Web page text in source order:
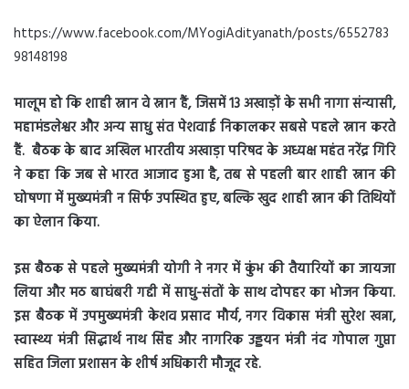
https://www.facebook.com/MYogiAdityanath/posts/6552783
98148198
मालूम हो कि शाही स्नान वे स्नान हैं, जिसमें 13 अखाड़ों के सभी नागा संन्यासी,
महामंडलेश्वर और अन्य साधु संत पेशवाई निकालकर सबसे पहले स्नान करते
हैं. बैठक के बाद अखिल भारतीय अखाड़ा परिषद के अध्यक्ष महंत नरेंद्र गिरि
ने कहा कि जब से भारत आजाद हुआ है, तब से पहली बार शाही स्नान की
घोषणा में मुख्यमंत्री न सिर्फ उपस्थित हुए, बल्कि खुद शाही स्नान की तिथियों
का ऐलान किया.
इस बैठक से पहले मुख्यमंत्री योगी ने नगर में कुंभ की तैयारियों का जायजा
लिया और मठ बाघंबरी गद्दी में साधु-संतों के साथ दोपहर का भोजन किया.
इस बैठक में उपमुख्यमंत्री केशव प्रसाद मौर्य, नगर विकास मंत्री सुरेश खन्ना,
स्वास्थ्य मंत्री सिद्धार्थ नाथ सिंह और नागरिक उड्डयन मंत्री नंद गोपाल गुप्ता
सहित जिला प्रशासन के शीर्ष अधिकारी मौजूद रहे.